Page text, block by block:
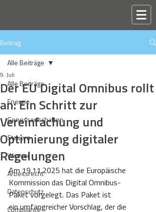
Beitrag
Alle Beiträge
Energie
Genossenschaften
Steuern
Wasser
Arbeitsrecht
Datenschutz
Compliance
Alle Beiträge
Der EU Digital Omnibus rollt
an: Ein Schritt zur
Vereinfachung und
Optimierung digitaler
Regelungen
9. Juli
Am 19.11.2025 hat die Europäische
Kommission das Digital Omnibus-
Paket vorgelegt. Das Paket ist
ein umfangreicher Vorschlag, der die